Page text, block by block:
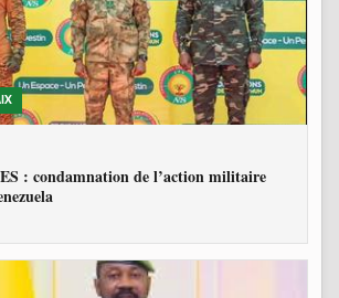
: condamnation de l’action militaire